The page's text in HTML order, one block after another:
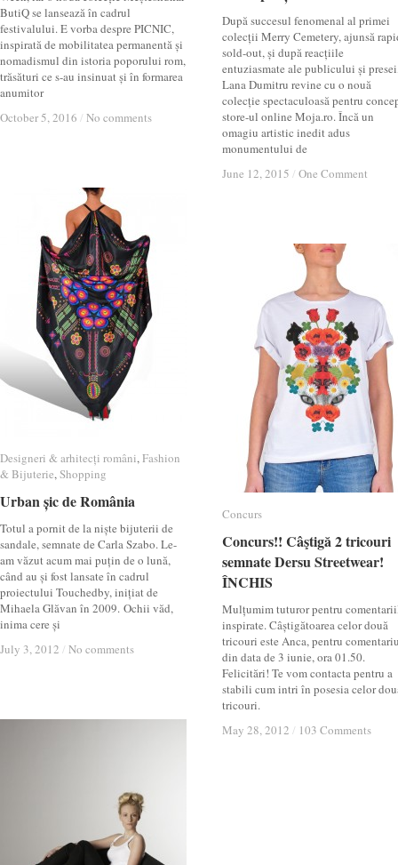
ButiQ se lansează în cadrul
festivalului. E vorba despre PICNIC,
inspirată de mobilitatea permanentă și
nomadismul din istoria poporului rom,
trăsături ce s-au insinuat și în formarea
anumitor
October 5, 2016 / No comments
October 5, 2016 / No comments
După succesul fenomenal al primei
colecții Merry Cemetery, ajunsă
sold-out, și după reacțiile
entuziasmate ale publicului și
Lana Dumitru revine cu o nouă
colecție spectaculoasă pentru
store-ul online Moja.ro. Încă un
omagiu artistic inedit adus
monumentului de
June 12, 2015 / One Comment
June 12, 2015 / One Comment
Designeri & arhitecți români,Fashion
& Bijuterie,Shopping
Urban șic de România
Totul a pornit de la niște bijuterii de
sandale, semnate de Carla Szabo. Le-
am văzut acum mai puțin de o lună,
când au și fost lansate în cadrul
proiectului Touchedby, inițiat de
Mihaela Glăvan în 2009. Ochii văd,
inima cere și
July 3, 2012 / No comments
Designeri & arhitecți români Fashion
& Bijuterie Shopping
Urban șic de România
July 3, 2012 / No comments
Concurs
Concurs!! Câştigă 2 tricouri
semnate Dersu Streetwear!
ÎNCHIS
Mulțumim tuturor pentru
inspirate. Câștigătoarea celor două
tricouri este Anca, pentru
din data de 3 iunie, ora 01.50.
Felicitări! Te vom contacta pentru a
stabili cum intri în posesia celor
tricouri.
May 28, 2012 / 103 Comments
Concurs
Concurs!! Câştigă 2 tricouri
semnate Dersu Streetwear!
ÎNCHIS
May 28, 2012 / 103 Comments